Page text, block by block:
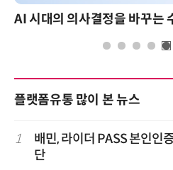
플랫폼유통 많이 본 뉴스
1
배민, 라이더 PASS 본인
단